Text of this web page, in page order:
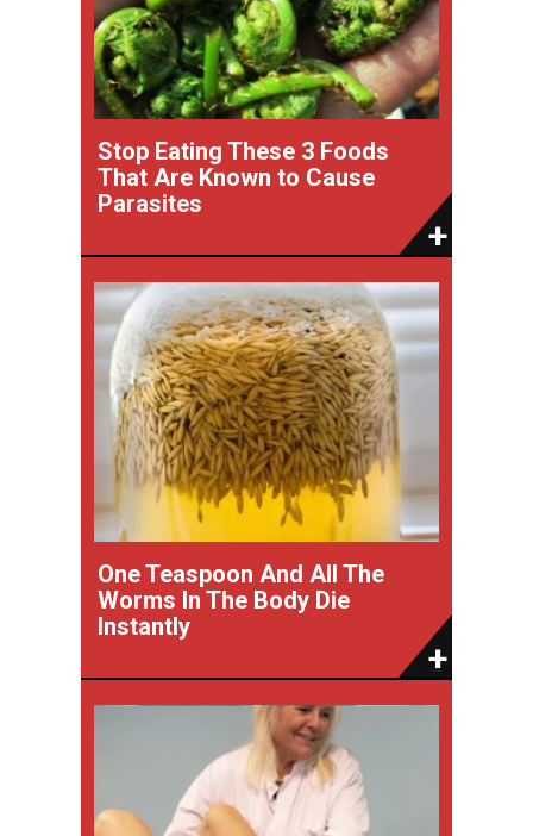
Stop Eating These 3 Foods
That Are Known to Cause
Parasites
One Teaspoon And All The
Worms In The Body Die
Instantly